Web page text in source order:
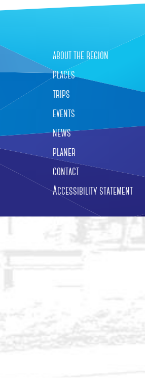
about the region
places
trips
events
news
planer
contact
Accessibility statement